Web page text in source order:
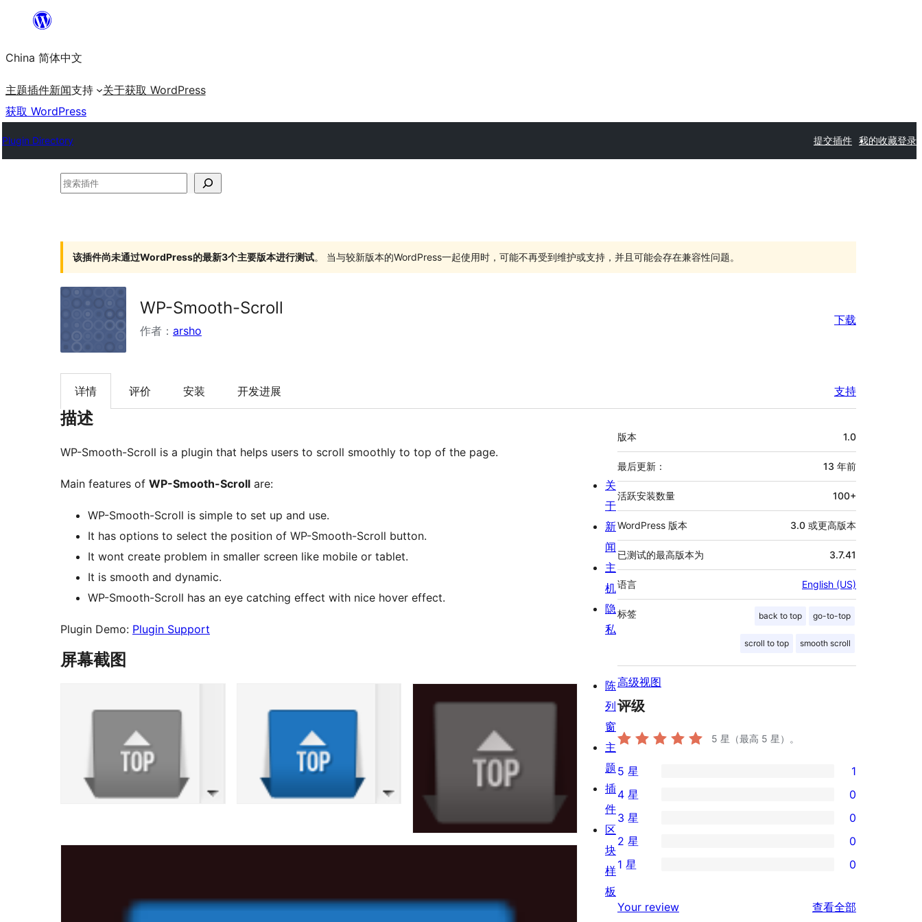
内
容
China 简体中文
主题插件新闻支持 关于获取 WordPress
获取 WordPress
Plugin Directory 提交插件 我的收藏登录
搜
件
该插件尚未通过WordPress的最新3个主要版本进行测试。 当与较新版本的WordPress一起使用时，可能不再受到维护或支持，并且可能会存在兼容性问题。
WP-Smooth-Scroll
作者： arsho
下载
详情 评价 安装 开发进展 支持
描述
WP-Smooth-Scroll is a plugin that helps users to scroll smoothly to top of the page.
Main features of WP-Smooth-Scroll are:
WP-Smooth-Scroll is simple to set up and use.
It has options to select the position of WP-Smooth-Scroll button.
It wont create problem in smaller screen like mobile or tablet.
It is smooth and dynamic.
WP-Smooth-Scroll has an eye catching effect with nice hover effect.
Plugin Demo: Plugin Support
屏幕截图
额
外
信
息
版本 1.0
最后更新： 13 年前
活跃安装数量 100+
WordPress 版本 3.0 或更高版本
已测试的最高版本为 3.7.41
语言 English (US)
标签 back to top go-to-top
scroll to top smooth scroll
高级视图
评级
5 星（最高 5 星）。
1
条
5
星
评
5 星 1
条
4
星
价
4 星 0
0
条
3
评
3 星 0
条
星
2 星 0
1
1 星 0
Your review 查看全部
关
于
新
闻
主
机
隐
私
陈
列
窗
主
题
插
件
区
块
样
板